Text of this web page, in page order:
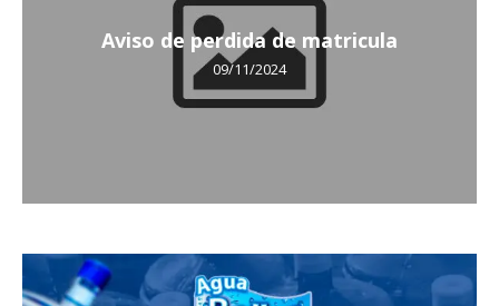
Aviso de perdida de matricula
09/11/2024